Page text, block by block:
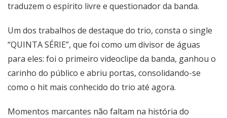
traduzem o espírito livre e questionador da banda.
Um dos trabalhos de destaque do trio, consta o single
“QUINTA SÉRIE”, que foi como um divisor de águas
para eles: foi o primeiro videoclipe da banda, ganhou o
carinho do público e abriu portas, consolidando-se
como o hit mais conhecido do trio até agora.
Momentos marcantes não faltam na história do